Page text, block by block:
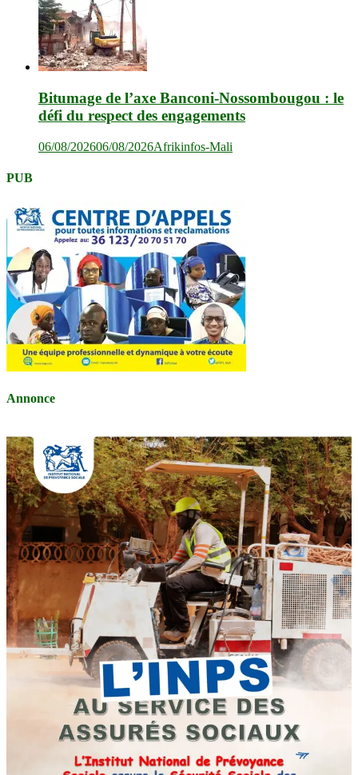
Bitumage de l’axe Banconi-Nossombougou : le
défi du respect des engagements
06/08/202606/08/2026Afrikinfos-Mali
PUB
Annonce